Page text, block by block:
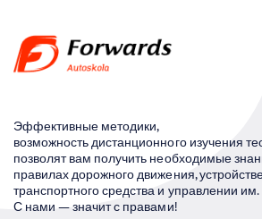
записям
Эффективные методики,
возможность дистанционного изучения
позволят вам получить необходимые
правилах дорожного движения,
транспортного средства и управлении им.
С нами — значит с правами!